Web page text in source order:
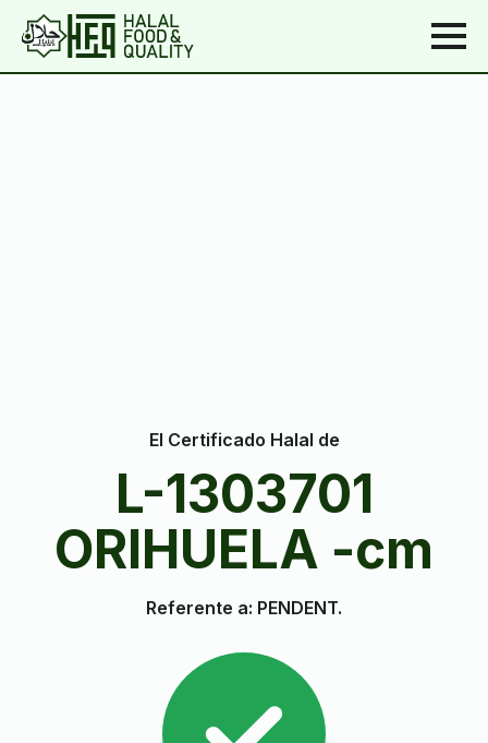
El Certificado Halal de
L-1303701
ORIHUELA -cm
Referente a: PENDENT.